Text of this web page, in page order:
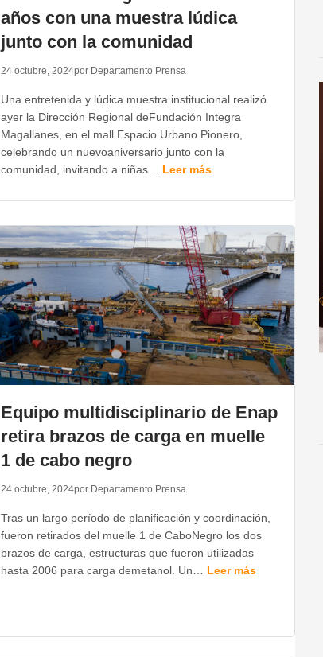
años con una muestra lúdica
junto con la comunidad
24 octubre, 2024por Departamento Prensa
Una entretenida y lúdica muestra institucional realizó
ayer la Dirección Regional deFundación Integra
Magallanes, en el mall Espacio Urbano Pionero,
celebrando un nuevoaniversario junto con la
comunidad, invitando a niñas… Leer más
Equipo multidisciplinario de Enap
retira brazos de carga en muelle
1 de cabo negro
24 octubre, 2024por Departamento Prensa
Tras un largo período de planificación y coordinación,
fueron retirados del muelle 1 de CaboNegro los dos
brazos de carga, estructuras que fueron utilizadas
hasta 2006 para carga demetanol. Un… Leer más